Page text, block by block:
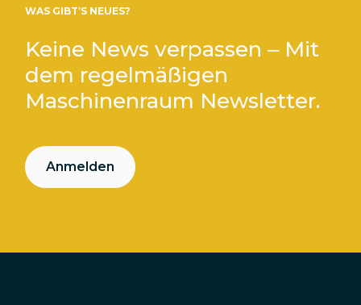
WAS GIBT’S NEUES?
Keine News verpassen – Mit
dem regelmäßigen
Maschinenraum Newsletter.
Anmelden